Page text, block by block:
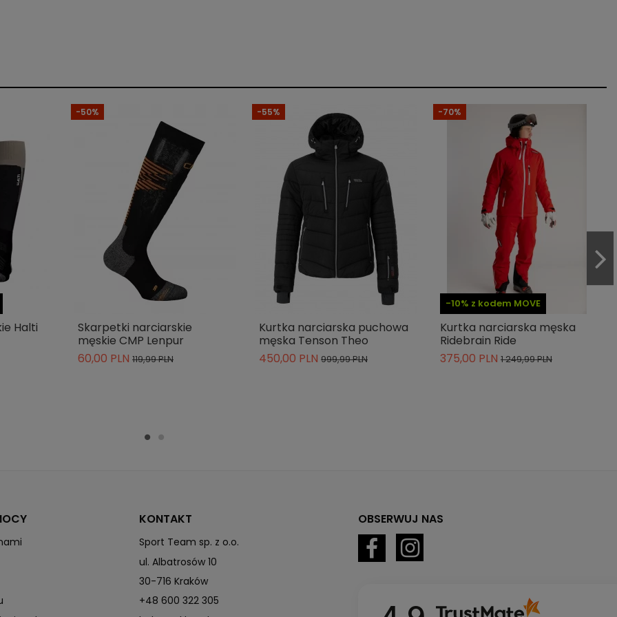
Długi rękaw
Wiatroszczelność
Wodoodporność
Wysoka oddychalność
Zamek pełny
Z kieszeniami
Tak
10000
Halti
-50%
Skarpetki narciarskie
męskie CMP Lenpur
60,00 PLN 119,99 PLN
-55%
Kurtka narciarska puchowa
męska Tenson Theo
450,00 PLN 999,99 PLN
-10% z kodem MOVE
-70%
Kurtka narciarska męska
Ridebrain Ride
375,00 PLN 1 249,99 PLN
KONTAKT
Sport Team sp. z o.o.
ul. Albatrosów 10
30-716 Kraków
+48 600 322 305
OBSERWUJ NAS